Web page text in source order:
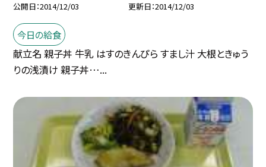
公開日 2014/12/03 更新日 2014/12/03
今日の給食
献立名 親子丼 牛乳 はすのきんぴら すまし汁 大根ときゅう
りの浅漬け 親子丼…...